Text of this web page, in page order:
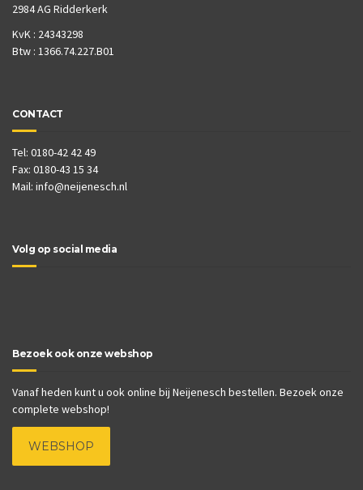
2984 AG Ridderkerk
KvK : 24343298
Btw : 1366.74.227.B01
CONTACT
Tel: 0180-42 42 49
Fax: 0180-43 15 34
Mail: info@neijenesch.nl
Volg op social media
Bezoek ook onze webshop
Vanaf heden kunt u ook online bij Neijenesch bestellen. Bezoek onze
complete webshop!
WEBSHOP